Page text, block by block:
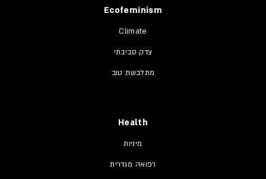
Ecofeminism
Climate
צדק סביבתי
מתלבשת טוב
Health
מיניות
רפואה מגדרית